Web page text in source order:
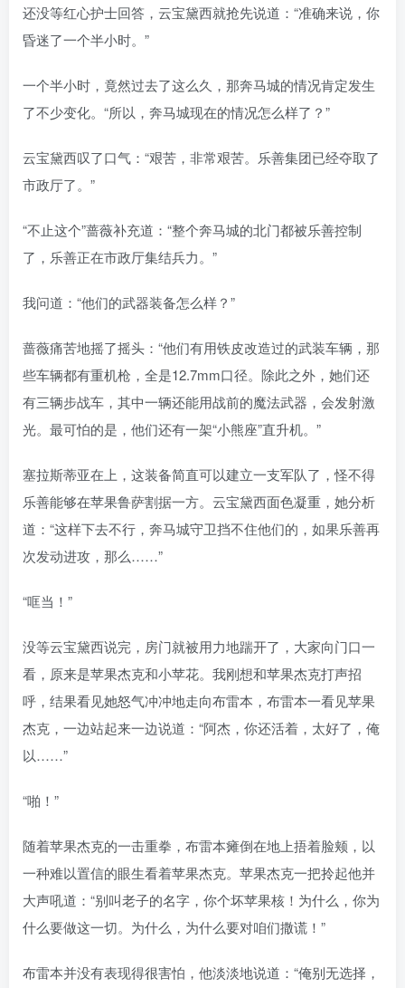
还没等红心护士回答，云宝黛西就抢先说道：“准确来说，你
昏迷了一个半小时。”
一个半小时，竟然过去了这么久，那奔马城的情况肯定发生
了不少变化。“所以，奔马城现在的情况怎么样了？”
云宝黛西叹了口气：“艰苦，非常艰苦。乐善集团已经夺取了
市政厅了。”
“不止这个”蔷薇补充道：“整个奔马城的北门都被乐善控制
了，乐善正在市政厅集结兵力。”
我问道：“他们的武器装备怎么样？”
蔷薇痛苦地摇了摇头：“他们有用铁皮改造过的武装车辆，那
些车辆都有重机枪，全是12.7mm口径。除此之外，她们还
有三辆步战车，其中一辆还能用战前的魔法武器，会发射激
光。最可怕的是，他们还有一架“小熊座”直升机。”
塞拉斯蒂亚在上，这装备简直可以建立一支军队了，怪不得
乐善能够在苹果鲁萨割据一方。云宝黛西面色凝重，她分析
道：“这样下去不行，奔马城守卫挡不住他们的，如果乐善再
次发动进攻，那么……”
“哐当！”
没等云宝黛西说完，房门就被用力地踹开了，大家向门口一
看，原来是苹果杰克和小苹花。我刚想和苹果杰克打声招
呼，结果看见她怒气冲冲地走向布雷本，布雷本一看见苹果
杰克，一边站起来一边说道：“阿杰，你还活着，太好了，俺
以……”
“啪！”
随着苹果杰克的一击重拳，布雷本瘫倒在地上捂着脸颊，以
一种难以置信的眼生看着苹果杰克。苹果杰克一把拎起他并
大声吼道：“别叫老子的名字，你个坏苹果核！为什么，你为
什么要做这一切。为什么，为什么要对咱们撒谎！”
布雷本并没有表现得很害怕，他淡淡地说道：“俺别无选择，